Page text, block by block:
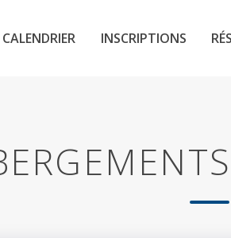
CALENDRIER INSCRIPTIONS